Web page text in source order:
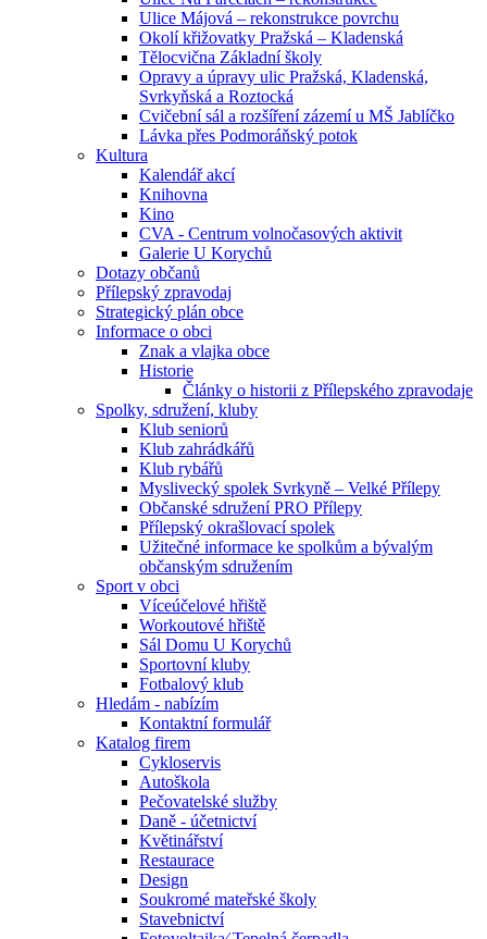
Ulice Májová – rekonstrukce povrchu
Okolí křižovatky Pražská – Kladenská
Tělocvična Základní školy
Opravy a úpravy ulic Pražská, Kladenská,
Svrkyňská a Roztocká
Cvičební sál a rozšíření zázemí u MŠ Jablíčko
Lávka přes Podmoráňský potok
Kultura
Kalendář akcí
Knihovna
Kino
CVA - Centrum volnočasových aktivit
Galerie U Korychů
Dotazy občanů
Přílepský zpravodaj
Strategický plán obce
Informace o obci
Znak a vlajka obce
Historie
Články o historii z Přílepského zpravodaje
Spolky, sdružení, kluby
Klub seniorů
Klub zahrádkářů
Klub rybářů
Myslivecký spolek Svrkyně – Velké Přílepy
Občanské sdružení PRO Přílepy
Přílepský okrašlovací spolek
Užitečné informace ke spolkům a bývalým
občanským sdružením
Sport v obci
Víceúčelové hřiště
Workoutové hřiště
Sál Domu U Korychů
Sportovní kluby
Fotbalový klub
Hledám - nabízím
Kontaktní formulář
Katalog firem
Cykloservis
Autoškola
Pečovatelské služby
Daně - účetnictví
Květinářství
Restaurace
Design
Soukromé mateřské školy
Stavebnictví